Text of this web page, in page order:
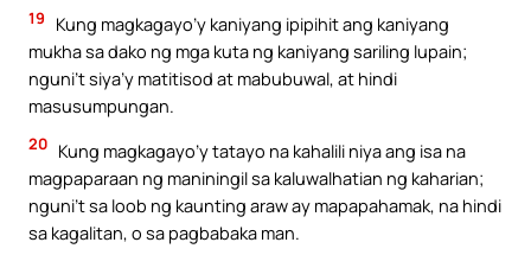
19
Kung magkagayo’y kaniyang ipipihit ang kaniyang
mukha sa dako ng mga kuta ng kaniyang sariling lupain;
nguni’t siya’y matitisod at mabubuwal, at hindi
masusumpungan.
20 Kung magkagayo’y tatayo na kahalili niya ang isa na
magpaparaan ng maniningil sa kaluwalhatian ng kaharian;
nguni’t sa loob ng kaunting araw ay mapapahamak, na hindi
sa kagalitan, o sa pagbabaka man.